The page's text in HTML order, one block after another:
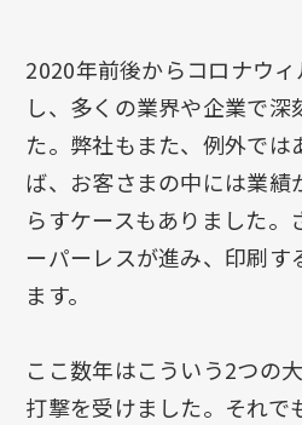
2020年前後からコロナウ
し、多くの業界や企業で深
た。弊社もまた、例外では
ば、お客さまの中には業績
らすケースもありました。
ーパーレスが進み、印刷す
ます。
ここ数年はこういう2つの
打撃を受けました。それで